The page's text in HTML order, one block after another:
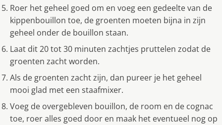
Roer het geheel goed om en voeg een gedeelte van de
kippenbouillon toe, de groenten moeten bijna in zijn
geheel onder de bouillon staan.
Laat dit 20 tot 30 minuten zachtjes pruttelen zodat de
groenten zacht worden.
Als de groenten zacht zijn, dan pureer je het geheel
mooi glad met een staafmixer.
Voeg de overgebleven bouillon, de room en de cognac
toe, roer alles goed door en maak het eventueel nog op